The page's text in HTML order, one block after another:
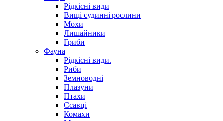
Рідкісні види
Вищі судинні рослини
Мохи
Лишайники
Гриби
Фауна
Рідкісні види.
Риби
Земноводні
Плазуни
Птахи
Ссавці
Комахи